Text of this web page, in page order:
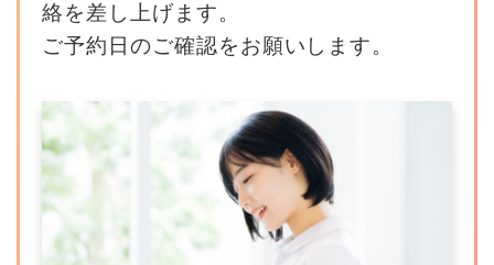
絡を差し上げます。
ご予約日のご確認をお願いします。